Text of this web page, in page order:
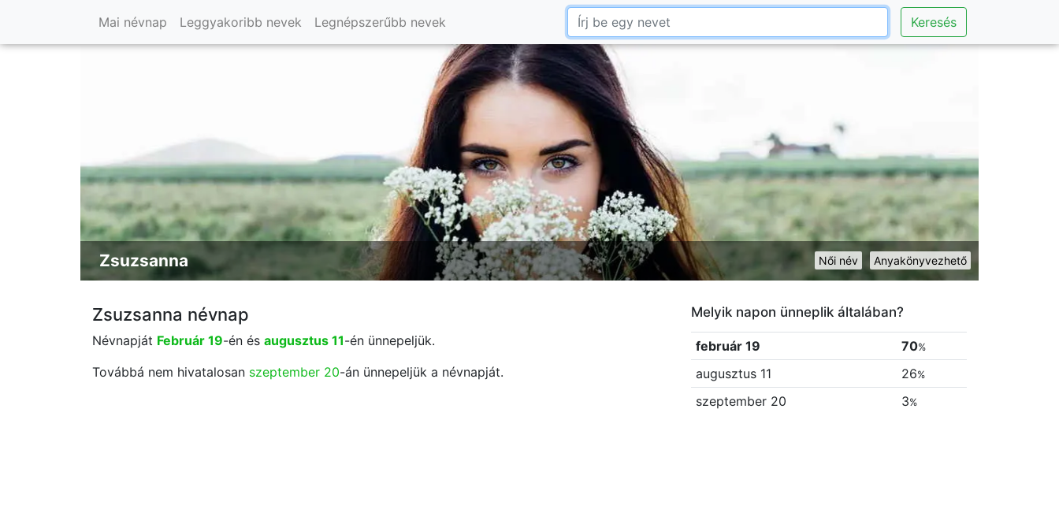
Mai névnap Leggyakoribb nevek Legnépszerűbb nevek Keresés
Anyakönyvezhető
Női név
Zsuzsanna
Zsuzsanna névnap
Névnapját Február 19-én és augusztus 11-én ünnepeljük.
Továbbá nem hivatalosan szeptember 20-án ünnepeljük a névnapját.
Melyik napon ünneplik általában?
február 19 70%
augusztus 11 26%
szeptember 20 3%